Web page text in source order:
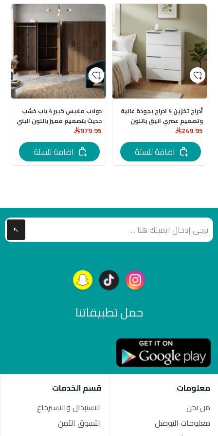
أدراج تخزين 4 ادراج بجودة عالية
وتصميم عصري انيق باللون
سم
249.95
اضافة للسلة
دولاب ملابس كبير 4 باب خشب
حديث بتصميم مميز باللون البني
المحروق
979.95
اضافة للسلة
حمل تطبيقاتنا
معلومات
من نحن
معلومات التوصيل
قسم الخدمات
الاستبدال والاسترجاع
التسوق الآمن